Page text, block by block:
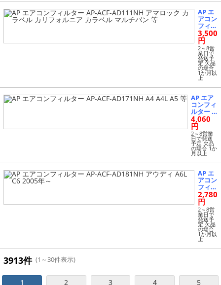
AP エ
アコン
フィル
ター A
P-ACF-
AD111
NH ア
マロッ
ク カ
ラベル
カリフ
ォルニ
ア カ
ラベル
マルチ
バン
等
3,500
円
2～8営
業日で
発送予
定 欠品
の場合
1か月以
上
AP エア
コンフィ
ルター A
P-ACF-A
D171NH
A4 A4L A
5 等
4,060
円
2～8営業
日で発送
予定 欠品
の場合 1か
月以上
AP エ
アコン
フィル
ター A
P-ACF-
AD181
NH ア
ウディ
A6L C
6 2005
年～
2,780
円
2～8営
業日で
発送予
定 欠品
の場合
1か月以
上
3913件 (1～30件表示)
1 2 3 4 5